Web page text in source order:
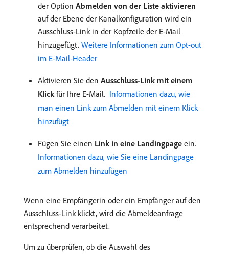
der Option Abmelden von der Liste aktivieren
auf der Ebene der Kanalkonfiguration wird ein
Ausschluss-Link in der Kopfzeile der E-Mail
hinzugefügt. Weitere Informationen zum Opt-out
im E-Mail-Header
Aktivieren Sie den Ausschluss-Link mit einem
Klickfür Ihre E-Mail. Informationen dazu, wie
man einen Link zum Abmelden mit einem Klick
hinzufügt
Fügen Sie einen Link in eine Landingpage ein.
Informationen dazu, wie Sie eine Landingpage
zum Abmelden hinzufügen
Wenn eine Empfängerin oder ein Empfänger auf den
Ausschluss-Link klickt, wird die Abmeldeanfrage
entsprechend verarbeitet.
Um zu überprüfen, ob die Auswahl des